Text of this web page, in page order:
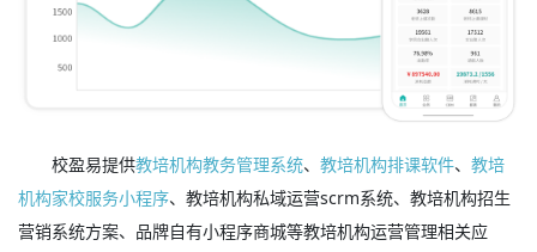
校盈易提供教培机构教务管理系统、教培机构排课软件、教培
机构家校服务小程序、教培机构私域运营scrm系统、教培机构招生
营销系统方案、品牌自有小程序商城等教培机构运营管理相关应